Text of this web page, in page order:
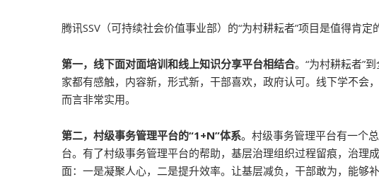
腾讯SSV（可持续社会价值事业部）的“为村耕耘者”项目是值得肯定
第一，线下面对面培训和线上知识分享平台相结合。“为村耕耘者”
家都有感触，内容新，形式新，干部喜欢，政府认可。线下学不会
而言非常实用。
第二，村级事务管理平台的“1+N”体系。村级事务管理平台有一个
台。有了村级事务管理平台的帮助，基层治理组织过程留痕，治理
面：一是凝聚人心，二是提升效率。让基层减负，干部敢为，能够补